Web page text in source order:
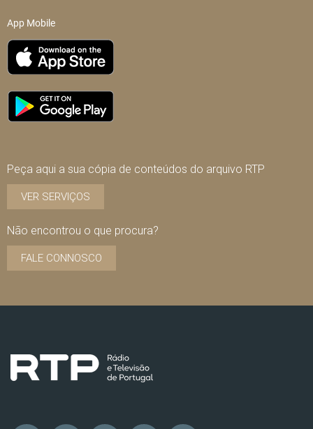
App Mobile
Peça aqui a sua cópia de conteúdos do arquivo RTP
VER SERVIÇOS
Não encontrou o que procura?
FALE CONNOSCO